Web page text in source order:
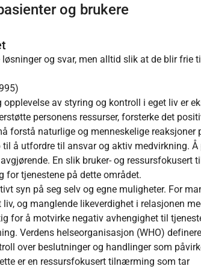
og brukere
og svar, men alltid slik at de blir frie
av styring og kontroll i eget liv er
personens ressurser, forsterke det
forstå naturlige og menneskelige reaksjoner
å utfordre til ansvar og aktiv medvirkning. Å
En slik bruker- og ressursfokusert
for tjenestene på dette området.
syn på seg selv og egne muligheter. For
og manglende likeverdighet i relasjonen
for å motvirke negativ avhengighet til
Verdens helseorganisasjon (WHO)
over beslutninger og handlinger som
er en ressursfokusert tilnærming som tar